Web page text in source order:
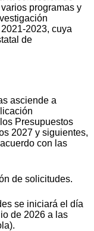
programas y
2023, cuya
de
asciende a
Presupuestos
2027 y siguientes,
con las
de solicitudes.
se iniciará el día
de 2026 a las